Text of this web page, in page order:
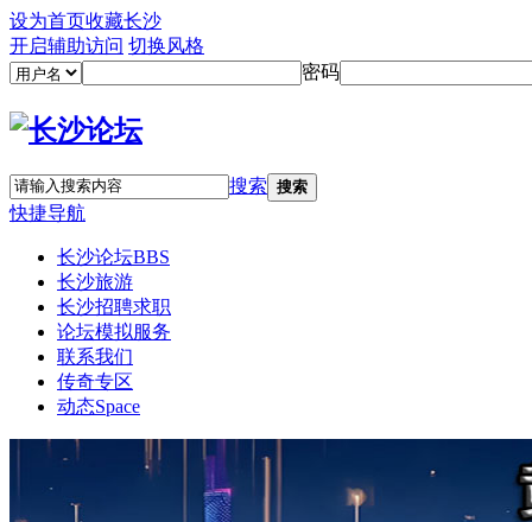
设为首页收藏长沙
开启辅助访问 切换风格
密码
搜索 搜索
快捷导航
长沙论坛BBS
长沙旅游
长沙招聘求职
论坛模拟服务
联系我们
传奇专区
动态Space